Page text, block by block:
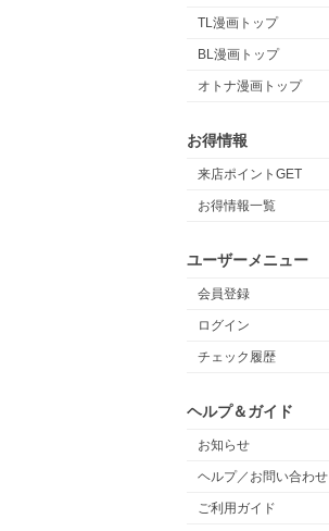
TL漫画トップ
BL漫画トップ
オトナ漫画トップ
お得情報
来店ポイントGET
お得情報一覧
ユーザーメニュー
会員登録
ログイン
チェック履歴
ヘルプ＆ガイド
お知らせ
ヘルプ／お問い合わせ
ご利用ガイド